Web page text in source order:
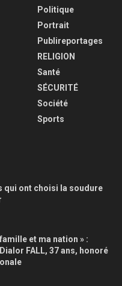
Politique
Portrait
Publireportages
RELIGION
Santé
SÉCURITÉ
Société
Sports
qui ont choisi la soudure
et ma nation » :
FALL, 37 ans, honoré